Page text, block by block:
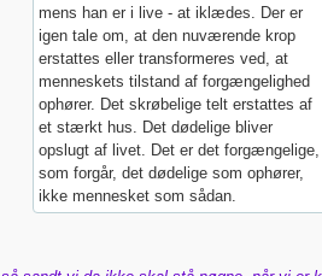
mens han er i live - at iklædes. Der er
igen tale om, at den nuværende krop
erstattes eller transformeres ved, at
menneskets tilstand af forgængelighed
ophører. Det skrøbelige telt erstattes af
et stærkt hus. Det dødelige bliver
opslugt af livet. Det er det forgængelige,
som forgår, det dødelige som ophører,
ikke mennesket som sådan.